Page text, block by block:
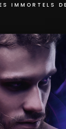
IMMORTELS